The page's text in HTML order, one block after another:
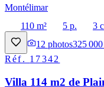
Montélimar
110 m²
5 p.
3
12 photos325
Réf. 17342
Villa 114 m2 de